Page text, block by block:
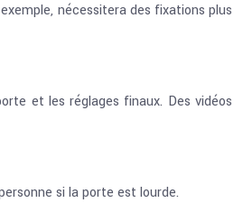
nécessitera des fixations plus
et les réglages finaux. Des vidéos
si la porte est lourde.